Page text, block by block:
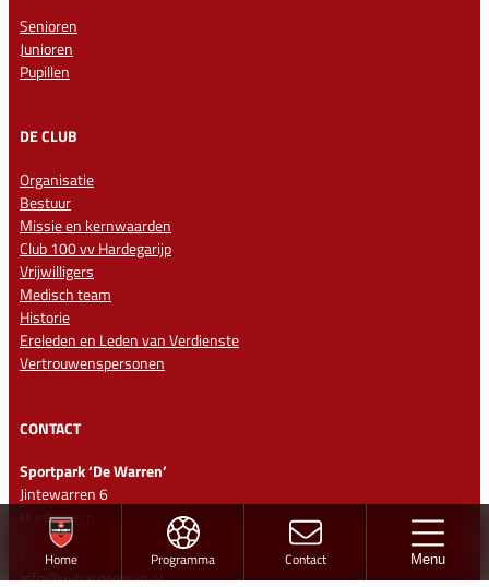
Home Programma Contact Menu
Senioren
Junioren
Pupillen
DE CLUB
Organisatie
Bestuur
Missie en kernwaarden
Club 100 vv Hardegarijp
Vrijwilligers
Medisch team
Historie
Ereleden en Leden van Verdienste
Vertrouwenspersonen
CONTACT
Sportpark ‘De Warren’
Jintewarren 6
Hurdegaryp
Contact
info@vvhardegarijp.nl